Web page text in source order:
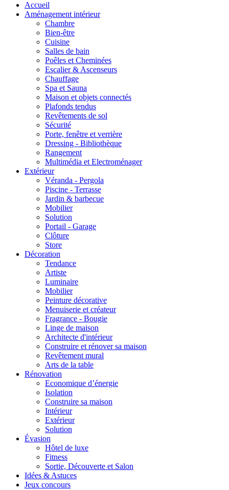
Accueil
Aménagement intérieur
Chambre
Bien-être
Cuisine
Salles de bain
Poêles et Cheminées
Escalier & Ascenseurs
Chauffage
Spa et Sauna
Maison et objets connectés
Plafonds tendus
Revêtements de sol
Sécurité
Porte, fenêtre et verrière
Dressing - Bibliothèque
Rangement
Multimédia et Electroménager
Extérieur
Véranda - Pergola
Piscine - Terrasse
Jardin & barbecue
Mobilier
Solution
Portail - Garage
Clôture
Store
Décoration
Tendance
Artiste
Luminaire
Mobilier
Peinture décorative
Menuiserie et créateur
Fragrance - Bougie
Linge de maison
Architecte d'intérieur
Construire et rénover sa maison
Revêtement mural
Arts de la table
Rénovation
Economique d’énergie
Isolation
Construire sa maison
Intérieur
Extérieur
Solution
Évasion
Hôtel de luxe
Fitness
Sortie, Découverte et Salon
Idées & Astuces
Jeux concours